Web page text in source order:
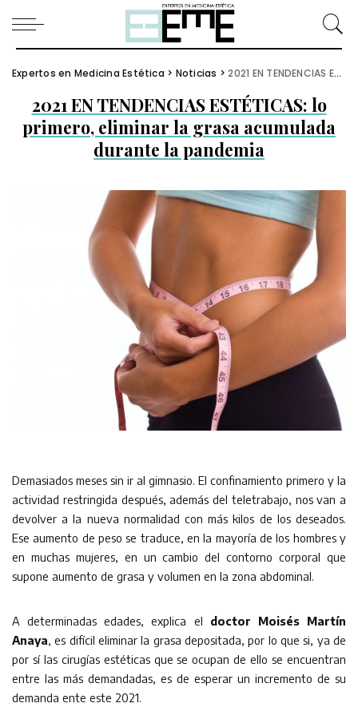
Expertos en Medicina Estética > Noticias >2021 EN TENDENCIAS ESTÉTICAS: lo primero, eliminar la grasa acumulada durante la pandemia
2021 EN TENDENCIAS ESTÉTICAS: lo
primero, eliminar la grasa acumulada
durante la pandemia
Demasiados meses sin ir al gimnasio. El confinamiento primero y la
actividad restringida después, además del teletrabajo, nos van a
devolver a la nueva normalidad con más kilos de los deseados.
Ese aumento de peso se traduce, en la mayoría de los hombres y
en muchas mujeres, en un cambio del contorno corporal que
supone aumento de grasa y volumen en la zona abdominal.
A determinadas edades, explica el doctor Moisés Martín
Anaya, es difícil eliminar la grasa depositada, por lo que si, ya de
por sí las cirugías estéticas que se ocupan de ello se encuentran
entre las más demandadas, es de esperar un incremento de su
demanda ente este 2021.